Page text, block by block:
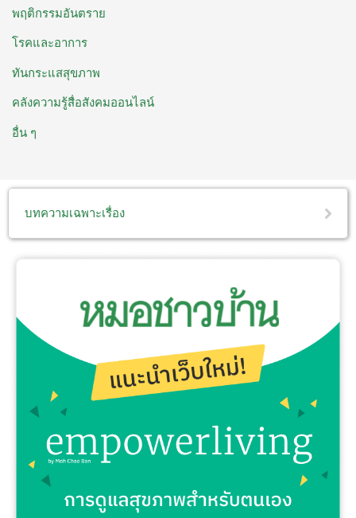
พฤติกรรมอันตราย
โรคและอาการ
ทันกระแสสุขภาพ
คลังความรู้สื่อสังคมออนไลน์
อื่น ๆ
บทความเฉพาะเรื่อง